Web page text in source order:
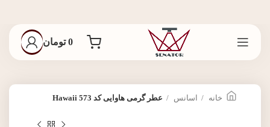
0 تومان
خانه اسانس عطر گرمی هاوایی کد 573 Hawaii